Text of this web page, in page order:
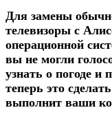
Для замены
телевизоры с
операционной
вы не могли
узнать о погоде и
теперь это
выполнит ваши